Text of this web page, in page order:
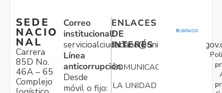
SEDE
NACIO
NAL
Carrera
85D No.
46A – 65
Complejo
Correo
institucional:
Línea
anticorrupción:
Desde
móvil o fijo:
ENLACES
DE
INTERÉS
COMUNICACIONES
LA UNIDAD